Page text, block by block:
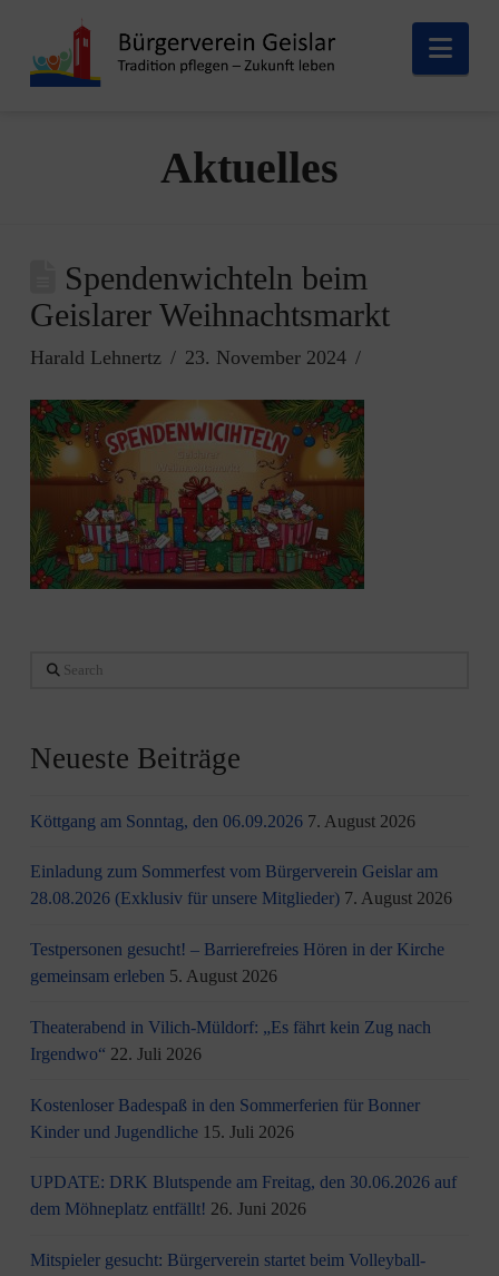
Aktuelles
Spendenwichteln beim
Geislarer Weihnachtsmarkt
Harald Lehnertz 23. November 2024
Search
Neueste Beiträge
Köttgang am Sonntag, den 06.09.2026 7. August 2026
Einladung zum Sommerfest vom Bürgerverein Geislar am
28.08.2026 (Exklusiv für unsere Mitglieder) 7. August 2026
Testpersonen gesucht! – Barrierefreies Hören in der Kirche
gemeinsam erleben 5. August 2026
Theaterabend in Vilich-Müldorf: „Es fährt kein Zug nach
Irgendwo“ 22. Juli 2026
Kostenloser Badespaß in den Sommerferien für Bonner
Kinder und Jugendliche 15. Juli 2026
UPDATE: DRK Blutspende am Freitag, den 30.06.2026 auf
dem Möhneplatz entfällt! 26. Juni 2026
Mitspieler gesucht: Bürgerverein startet beim Volleyball-